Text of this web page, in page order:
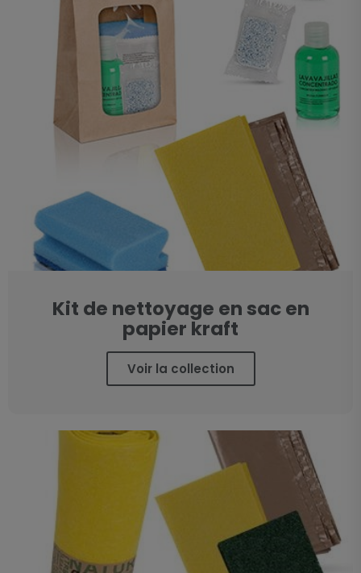
Kit de nettoyage en sac en
papier kraft
Voir la collection